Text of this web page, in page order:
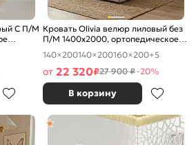
С П/М Кровать Olivia велюр лиловый без
П/М 1400x2000, ортопедическое
основание, изголовье мягкое
140×200140×200160×200+5
от 22 320₽27 900 ₽-20%
В корзину